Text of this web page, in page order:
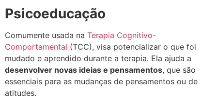
Psicoeducação
Comumente usada na Terapia Cognitivo-
Comportamental (TCC), visa potencializar o que foi
mudado e aprendido durante a terapia. Ela ajuda a
desenvolver novas ideias e pensamentos, que são
essenciais para as mudanças de pensamentos ou de
atitudes.